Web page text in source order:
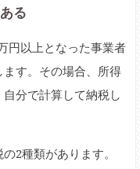
る
円以上となった事業者
す。その場合、所得
分で計算して納税し
2種類があります。